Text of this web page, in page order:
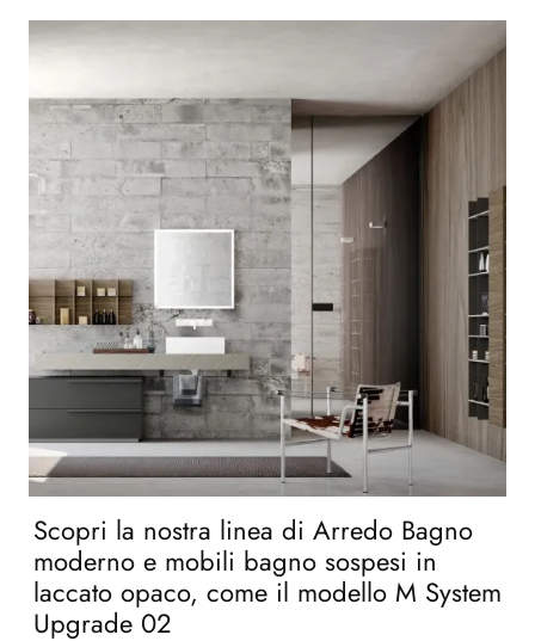
Scopri la nostra linea di Arredo Bagno
moderno e mobili bagno sospesi in
laccato opaco, come il modello M System
Upgrade 02